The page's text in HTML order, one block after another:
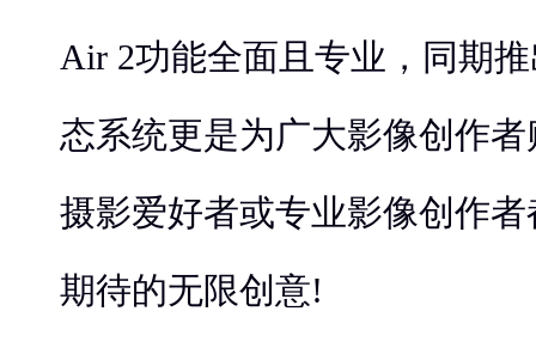
Air 2功能全面且专业，同期
态系统更是为广大影像创作
摄影爱好者或专业影像创作
期待的无限创意!